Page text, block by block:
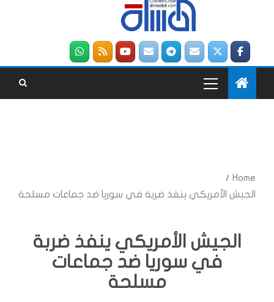
Home
الجيش الأمريكي ينفذ ضربة في سوريا ضد جماعات مسلحة
الجيش الأمريكي ينفذ ضربة
في سوريا ضد جماعات
مسلحة